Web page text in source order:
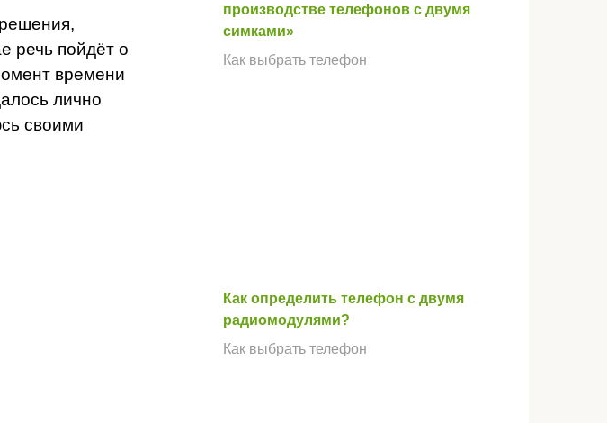
речь пойдёт о
времени
лично
своими
производстве телефонов с двумя
симками»
Как выбрать телефон
Как определить телефон с двумя
радиомодулями?
Как выбрать телефон